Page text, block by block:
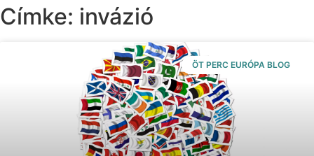
Címke: invázió
ÖT PERC EURÓPA BLOG